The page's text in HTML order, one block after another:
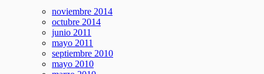
noviembre 2014
octubre 2014
junio 2011
mayo 2011
septiembre 2010
mayo 2010